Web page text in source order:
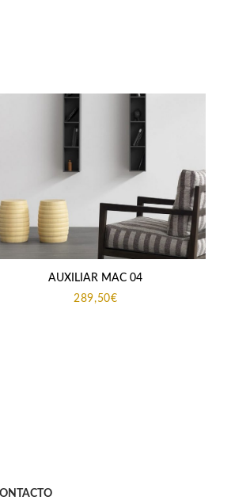
AUXILIAR MAC 04
289,50€